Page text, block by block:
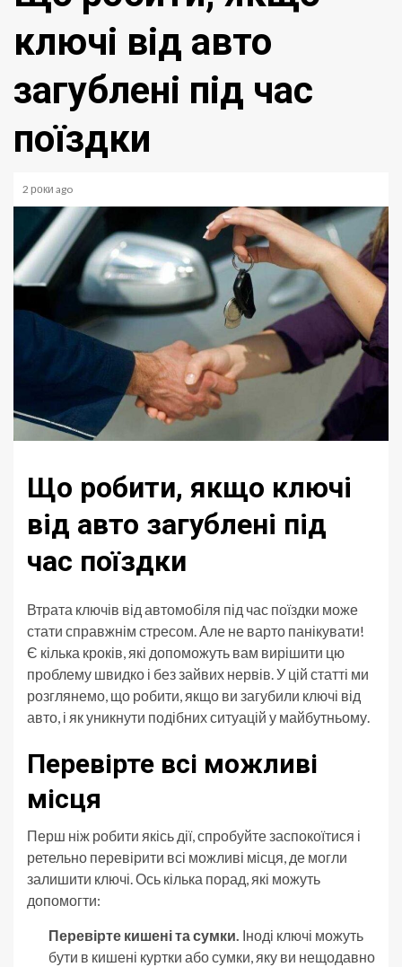
ключі від авто
загублені під час
поїздки
2 роки ago
Що робити, якщо ключі
від авто загублені під
час поїздки
Втрата ключів від автомобіля під час поїздки може
стати справжнім стресом. Але не варто панікувати!
Є кілька кроків, які допоможуть вам вирішити цю
проблему швидко і без зайвих нервів. У цій статті ми
розглянемо, що робити, якщо ви загубили ключі від
авто, і як уникнути подібних ситуацій у майбутньому.
Перевірте всі можливі
місця
Перш ніж робити якісь дії, спробуйте заспокоїтися і
ретельно перевірити всі можливі місця, де могли
залишити ключі. Ось кілька порад, які можуть
допомогти:
Перевірте кишені та сумки. Іноді ключі можуть
бути в кишені куртки або сумки, яку ви нещодавно